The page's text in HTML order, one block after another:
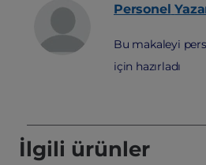
Personel
Bu makaleyi
için hazırladı
İlgili ürünler